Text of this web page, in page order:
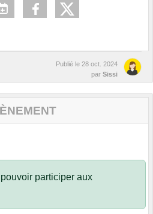
Publié le 28 oct. 2024
par Sissi
participer aux